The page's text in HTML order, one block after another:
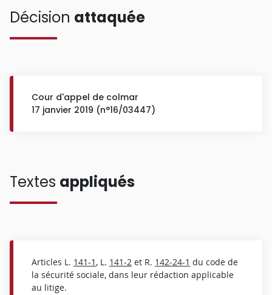
Décision attaquée
Cour d'appel de colmar
17 janvier 2019 (n°16/03447)
Textes appliqués
Articles L. 141-1 , L. 141-2 et R. 142-24-1 du code de
la sécurité sociale, dans leur rédaction applicable
au litige.